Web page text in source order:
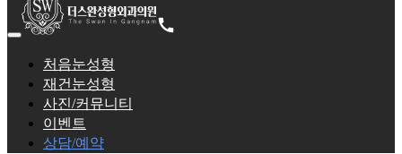
처음눈성형
재건눈성형
사진/커뮤니티
이벤트
상담/예약